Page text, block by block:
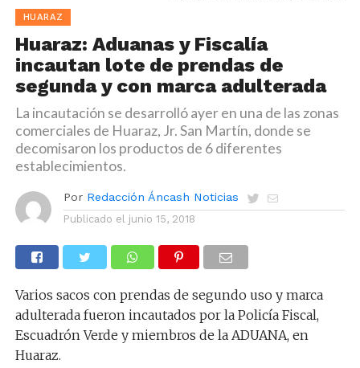
HUARAZ
Huaraz: Aduanas y Fiscalía
incautan lote de prendas de
segunda y con marca adulterada
La incautación se desarrolló ayer en una de las zonas
comerciales de Huaraz, Jr. San Martín, donde se
decomisaron los productos de 6 diferentes
establecimientos.
Por Redacción Áncash Noticias
Publicado el junio 15, 2018
Varios sacos con prendas de segundo uso y marca
adulterada fueron incautados por la Policía Fiscal,
Escuadrón Verde y miembros de la ADUANA, en
Huaraz.